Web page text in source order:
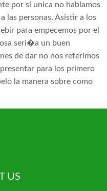
por si unica no hablamos
las personas. Asistir a los
para empecemos por el
seri�a un buen
de dar no nos referimos
para los primero
la manera sobre como
US